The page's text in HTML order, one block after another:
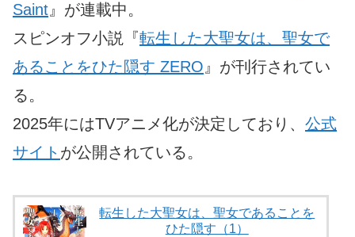
Saint 』が連載中。
スピンオフ小説『転生した大聖女は、聖女で
あることをひた隠す ZERO 』が刊行されてい
る。
2025年にはTVアニメ化が決定しており、 公式
サイト が公開されている。
転生した大聖女は、聖女であることを
ひた隠す（1）